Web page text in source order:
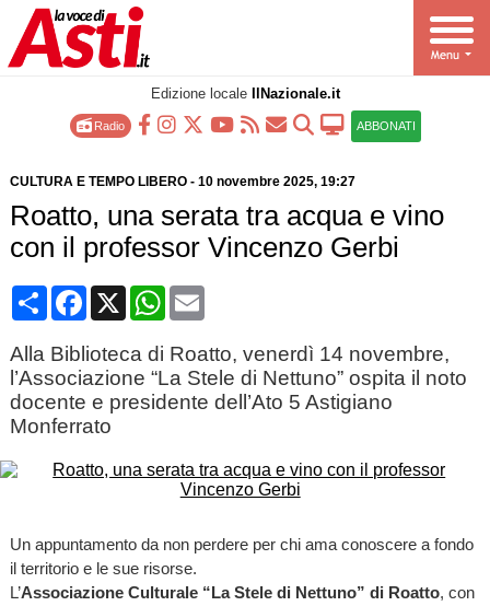
Edizione locale IlNazionale.it
Radio ABBONATI
CULTURA E TEMPO LIBERO- 10 novembre 2025, 19:27
Roatto, una serata tra acqua e vino
con il professor Vincenzo Gerbi
CondividiFacebook
X WhatsApp
Email
Alla Biblioteca di Roatto, venerdì 14 novembre,
l’Associazione “La Stele di Nettuno” ospita il noto
docente e presidente dell’Ato 5 Astigiano
Monferrato
Un appuntamento da non perdere per chi ama conoscere a fondo
il territorio e le sue risorse.
L’Associazione Culturale “La Stele di Nettuno” di Roatto, con